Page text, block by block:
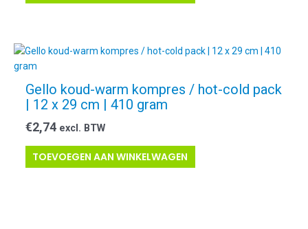
Gello koud-warm kompres / hot-cold pack
| 12 x 29 cm | 410 gram
€2,74 excl. BTW
TOEVOEGEN AAN WINKELWAGEN